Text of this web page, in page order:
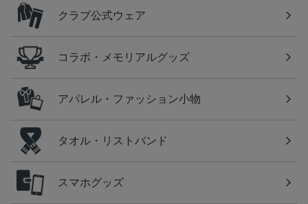
クラブ公式ウェア
コラボ・メモリアルグッズ
アパレル・ファッション小物
タオル・リストバンド
スマホグッズ